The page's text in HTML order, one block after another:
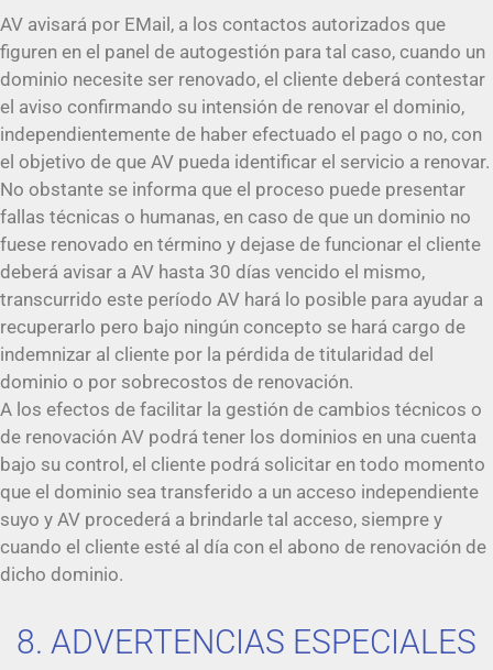
AV avisará por EMail, a los contactos autorizados que
figuren en el panel de autogestión para tal caso, cuando un
dominio necesite ser renovado, el cliente deberá contestar
el aviso confirmando su intensión de renovar el dominio,
independientemente de haber efectuado el pago o no, con
el objetivo de que AV pueda identificar el servicio a renovar.
No obstante se informa que el proceso puede presentar
fallas técnicas o humanas, en caso de que un dominio no
fuese renovado en término y dejase de funcionar el cliente
deberá avisar a AV hasta 30 días vencido el mismo,
transcurrido este período AV hará lo posible para ayudar a
recuperarlo pero bajo ningún concepto se hará cargo de
indemnizar al cliente por la pérdida de titularidad del
dominio o por sobrecostos de renovación.
A los efectos de facilitar la gestión de cambios técnicos o
de renovación AV podrá tener los dominios en una cuenta
bajo su control, el cliente podrá solicitar en todo momento
que el dominio sea transferido a un acceso independiente
suyo y AV procederá a brindarle tal acceso, siempre y
cuando el cliente esté al día con el abono de renovación de
dicho dominio.
8. ADVERTENCIAS ESPECIALES